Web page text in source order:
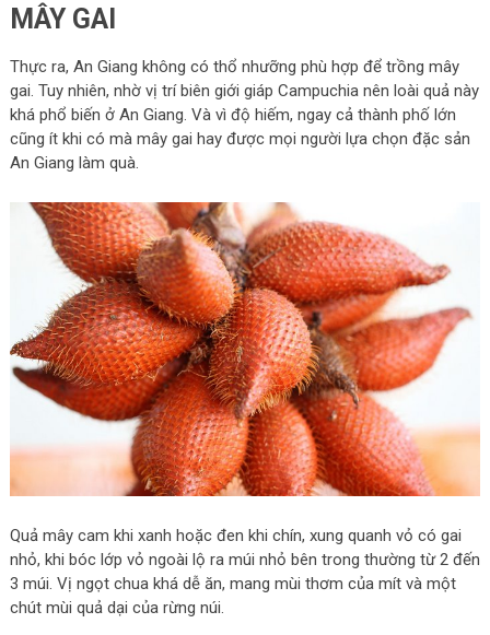
MÂY GAI
Thực ra, An Giang không có thổ nhưỡng phù hợp để trồng mây
gai. Tuy nhiên, nhờ vị trí biên giới giáp Campuchia nên loài quả này
khá phổ biến ở An Giang. Và vì độ hiếm, ngay cả thành phố lớn
cũng ít khi có mà mây gai hay được mọi người lựa chọn đặc sản
An Giang làm quà.
Quả mây cam khi xanh hoặc đen khi chín, xung quanh vỏ có gai
nhỏ, khi bóc lớp vỏ ngoài lộ ra múi nhỏ bên trong thường từ 2 đến
3 múi. Vị ngọt chua khá dễ ăn, mang mùi thơm của mít và một
chút mùi quả dại của rừng núi.